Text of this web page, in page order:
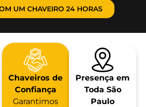
UM CHAVEIRO 24 HORAS
Chaveiros de
Confiança
Garantimos
Presença em
Toda São
Paulo